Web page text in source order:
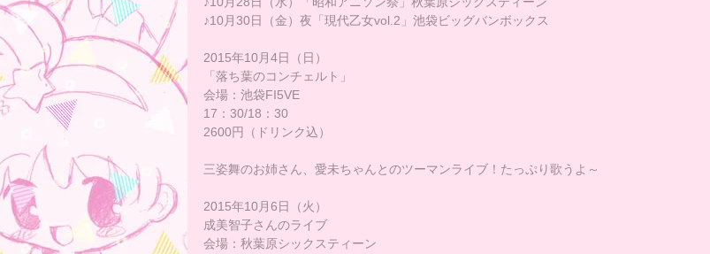
♪10月30日（金）夜「現代乙女vol.2」池袋ビッグバンボックス
2015年10月4日（日）
「落ち葉のコンチェルト」
会場：池袋FI5VE
17：30/18：30
2600円（ドリンク込）
三姿舞のお姉さん、愛未ちゃんとのツーマンライブ！たっぷり歌うよ～
2015年10月6日（火）
成美智子さんのライブ
会場：秋葉原シックスティーン